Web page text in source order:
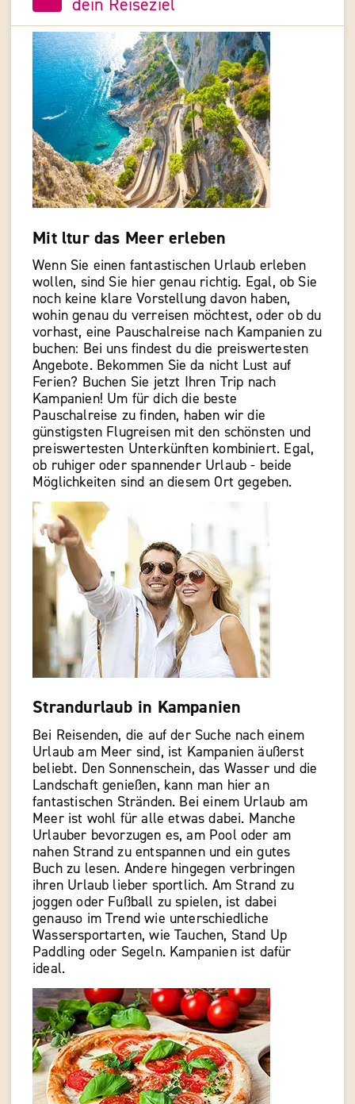
dein Reiseziel
Mit ltur das Meer erleben
Wenn Sie einen fantastischen Urlaub erleben
wollen, sind Sie hier genau richtig. Egal, ob Sie
noch keine klare Vorstellung davon haben,
wohin genau du verreisen möchtest, oder ob du
vorhast, eine Pauschalreise nach Kampanien zu
buchen: Bei uns findest du die preiswertesten
Angebote. Bekommen Sie da nicht Lust auf
Ferien? Buchen Sie jetzt Ihren Trip nach
Kampanien! Um für dich die beste
Pauschalreise zu finden, haben wir die
günstigsten Flugreisen mit den schönsten und
preiswertesten Unterkünften kombiniert. Egal,
ob ruhiger oder spannender Urlaub - beide
Möglichkeiten sind an diesem Ort gegeben.
Strandurlaub in Kampanien
Bei Reisenden, die auf der Suche nach einem
Urlaub am Meer sind, ist Kampanien äußerst
beliebt. Den Sonnenschein, das Wasser und die
Landschaft genießen, kann man hier an
fantastischen Stränden. Bei einem Urlaub am
Meer ist wohl für alle etwas dabei. Manche
Urlauber bevorzugen es, am Pool oder am
nahen Strand zu entspannen und ein gutes
Buch zu lesen. Andere hingegen verbringen
ihren Urlaub lieber sportlich. Am Strand zu
joggen oder Fußball zu spielen, ist dabei
genauso im Trend wie unterschiedliche
Wassersportarten, wie Tauchen, Stand Up
Paddling oder Segeln. Kampanien ist dafür
ideal.